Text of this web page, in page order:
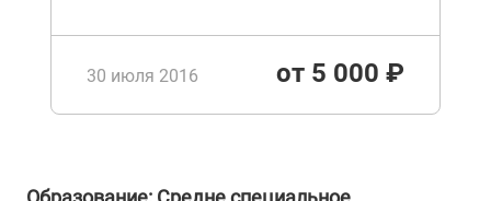
30 июля 2016 от 5 000 ₽